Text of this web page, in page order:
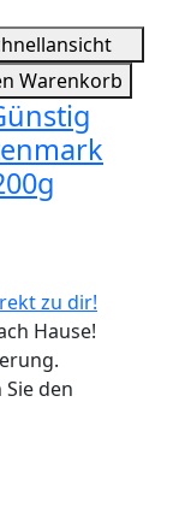
Warenkorb
Hause!
den